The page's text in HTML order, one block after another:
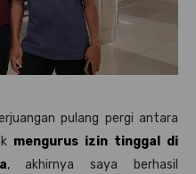
pulang pergi antara
mengurus izin tinggal di
, akhirnya saya berhasil